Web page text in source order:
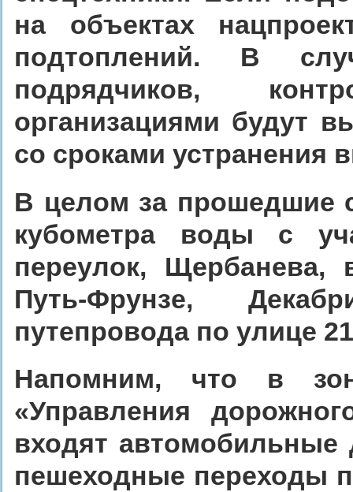
на объектах
подтоплений. В
подрядчиков,
организациями будут
со сроками устранения
В целом за прошедшие
кубометра воды с
переулок, Щербанева,
Путь-Фрунзе,
путепровода по улице
Напомним, что в
«Управления
входят автомобильные
пешеходные переходы